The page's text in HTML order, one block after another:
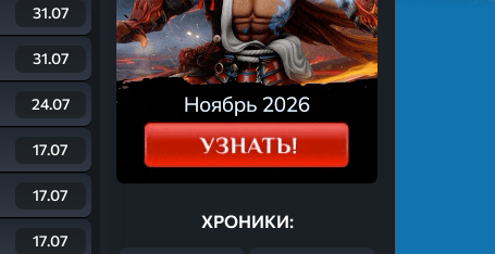
31.07
31.07
24.07
17.07
17.07
17.07
ХРОНИКИ: